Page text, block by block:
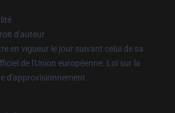
d'auteur
en vigueur le jour suivant celui de sa
de l'Union européenne. Loi sur la
d'approvisionnement